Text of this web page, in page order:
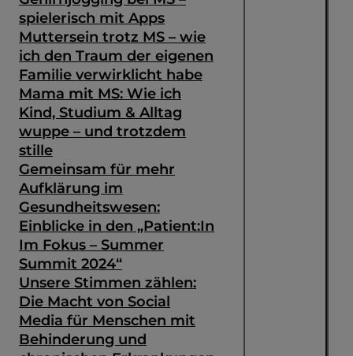
spielerisch mit Apps
Muttersein trotz MS – wie
ich den Traum der eigenen
Familie verwirklicht habe
Mama mit MS: Wie ich
Kind, Studium & Alltag
wuppe – und trotzdem
stille
Gemeinsam für mehr
Aufklärung im
Gesundheitswesen:
Einblicke in den „Patient:In
Im Fokus – Summer
Summit 2024“
Unsere Stimmen zählen:
Die Macht von Social
Media für Menschen mit
Behinderung und